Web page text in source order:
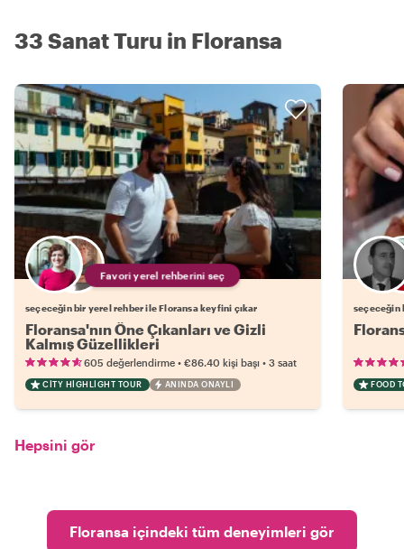
33 Sanat Turu in Floransa
Favori yerel rehberini seç
seçeceğin bir yerel rehber ile Floransa keyfini çıkar
Floransa'nın Öne Çıkanları ve Gizli
Kalmış Güzellikleri
605 değerlendirme • €86.40 kişi başı • 3 saat
CITY HIGHLIGHT TOUR ANINDA ONAYLI
seçeceğin
FOOD
Hepsini gör
Floransa içindeki tüm deneyimleri gör